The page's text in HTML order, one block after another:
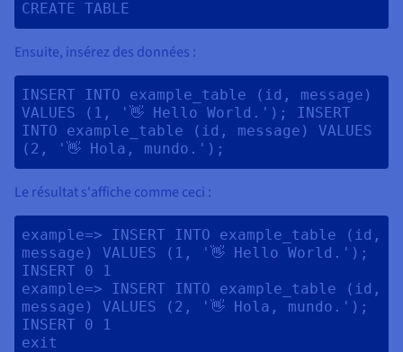
Ensuite, insérez des données :
INSERT INTO example_table (id, message)
VALUES (1, '👋 Hello World.'); INSERT
INTO example_table (id, message) VALUES
(2, '👋 Hola, mundo.');
Le résultat s'affiche comme ceci :
example=> INSERT INTO example_table (id,
message) VALUES (1, '👋 Hello World.');
INSERT 0 1
example=> INSERT INTO example_table (id,
message) VALUES (2, '👋 Hola, mundo.');
INSERT 0 1
exit